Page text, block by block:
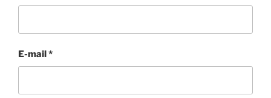
E-mail*